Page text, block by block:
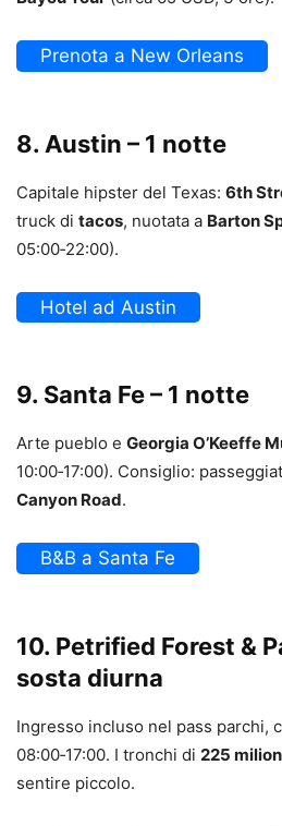
Prenota a New Orleans
8. Austin – 1 notte
Capitale hipster del Texas: 6th
truck di tacos, nuotata a Barton
05:00‑22:00).
Hotel ad Austin
9. Santa Fe – 1 notte
Arte pueblo e Georgia O’Keeffe
10:00‑17:00). Consiglio:
Canyon Road.
B&B a Santa Fe
10. Petrified Forest &
sosta diurna
Ingresso incluso nel pass parchi,
08:00‑17:00. I tronchi di 225
sentire piccolo.